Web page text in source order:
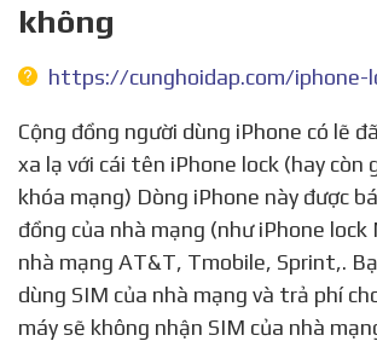
không
Cộng đồng người dùng iPhone có lẽ đã không còn quá
xa lạ với cái tên iPhone lock (hay còn
khóa mạng) Dòng iPhone này được
đồng của nhà mạng (như iPhone
nhà mạng AT&T, Tmobile, Sprint,.
dùng SIM của nhà mạng và trả phí
máy sẽ không nhận SIM của nhà